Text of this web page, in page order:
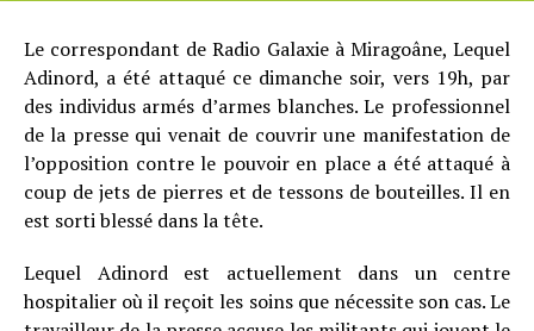
Le correspondant de Radio Galaxie à Miragoâne, Lequel
Adinord, a été attaqué ce dimanche soir, vers 19h, par
des individus armés d’armes blanches. Le professionnel
de la presse qui venait de couvrir une manifestation de
l’opposition contre le pouvoir en place a été attaqué à
coup de jets de pierres et de tessons de bouteilles. Il en
est sorti blessé dans la tête.
Lequel Adinord est actuellement dans un centre
hospitalier où il reçoit les soins que nécessite son cas. Le